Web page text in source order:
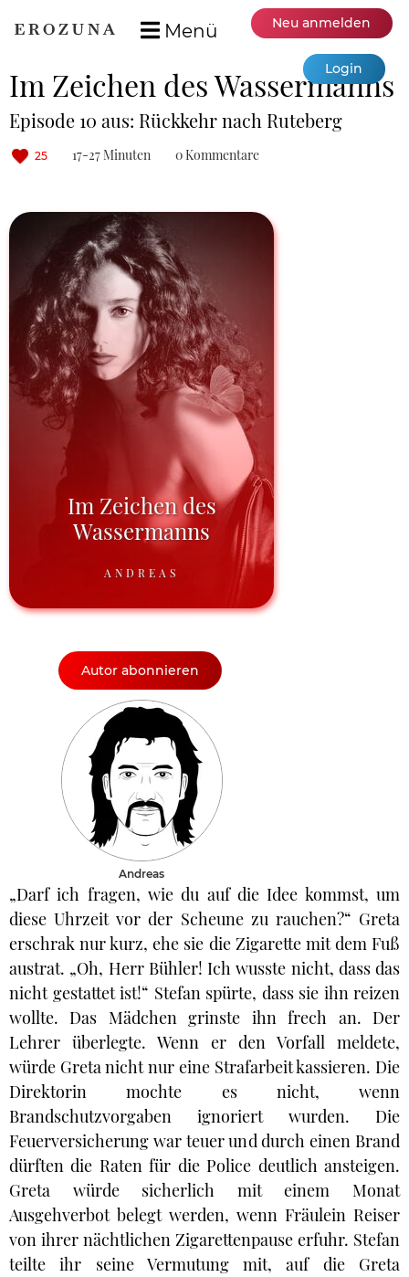
Menü Neu anmelden
Login
Im Zeichen des Wassermanns
Episode 10 aus: Rückkehr nach Ruteberg
25 17-27 Minuten 0 Kommentare
Im Zeichen des
Wassermanns
ANDREAS
Autor abonnieren
Andreas
„Darf ich fragen, wie du auf die Idee kommst, um
diese Uhrzeit vor der Scheune zu rauchen?“ Greta
erschrak nur kurz, ehe sie die Zigarette mit dem Fuß
austrat. „Oh, Herr Bühler! Ich wusste nicht, dass das
nicht gestattet ist!“ Stefan spürte, dass sie ihn reizen
wollte. Das Mädchen grinste ihn frech an. Der
Lehrer überlegte. Wenn er den Vorfall meldete,
würde Greta nicht nur eine Strafarbeit kassieren. Die
Direktorin mochte es nicht, wenn
Brandschutzvorgaben ignoriert wurden. Die
Feuerversicherung war teuer und durch einen Brand
dürften die Raten für die Police deutlich ansteigen.
Greta würde sicherlich mit einem Monat
Ausgehverbot belegt werden, wenn Fräulein Reiser
von ihrer nächtlichen Zigarettenpause erfuhr. Stefan
teilte ihr seine Vermutung mit, auf die Greta